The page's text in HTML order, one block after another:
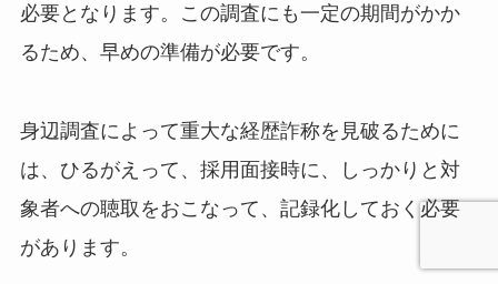
必要となります。この調査にも一定の期間がかか
るため、早めの準備が必要です。
身辺調査によって重大な経歴詐称を見破るために
は、ひるがえって、採用面接時に、しっかりと対
象者への聴取をおこなって、記録化しておく必要
があります。